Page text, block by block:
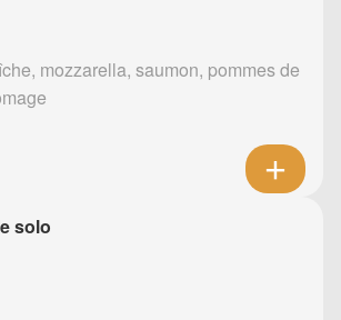
mozzarella, saumon, pommes de
solo